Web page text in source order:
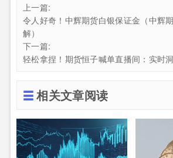
上一篇:
令人好奇！中辉期货白银保证金（中辉
解）
下一篇:
轻松拿捏！期货恒子喊单直播间：实时
相关文章阅读